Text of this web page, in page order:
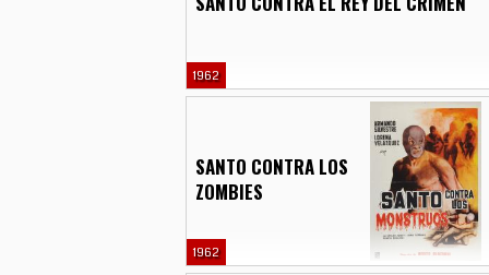
1962
SANTO CONTRA LOS
ZOMBIES
1962